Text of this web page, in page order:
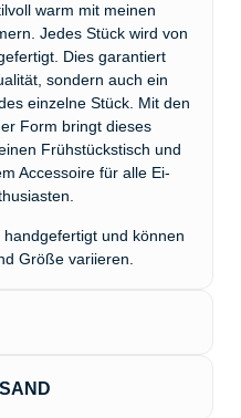
warm mit meinen
Jedes Stück wird von
Dies garantiert
sondern auch ein
einzelne Stück. Mit den
Form bringt dieses
Frühstückstisch und
Accessoire für alle Ei-
und können
Größe variieren.